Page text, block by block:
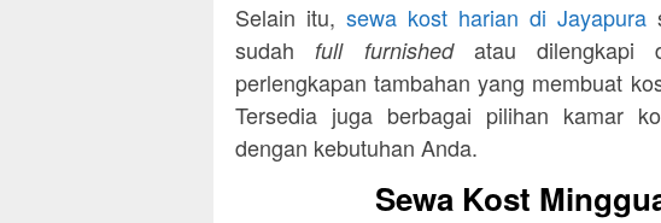
Selain itu,sewa kost harian di Jayapura
sudah full furnished atau dilengkapi
perlengkapan tambahan yang membuat
Tersedia juga berbagai pilihan kamar
dengan kebutuhan Anda.
Sewa Kost